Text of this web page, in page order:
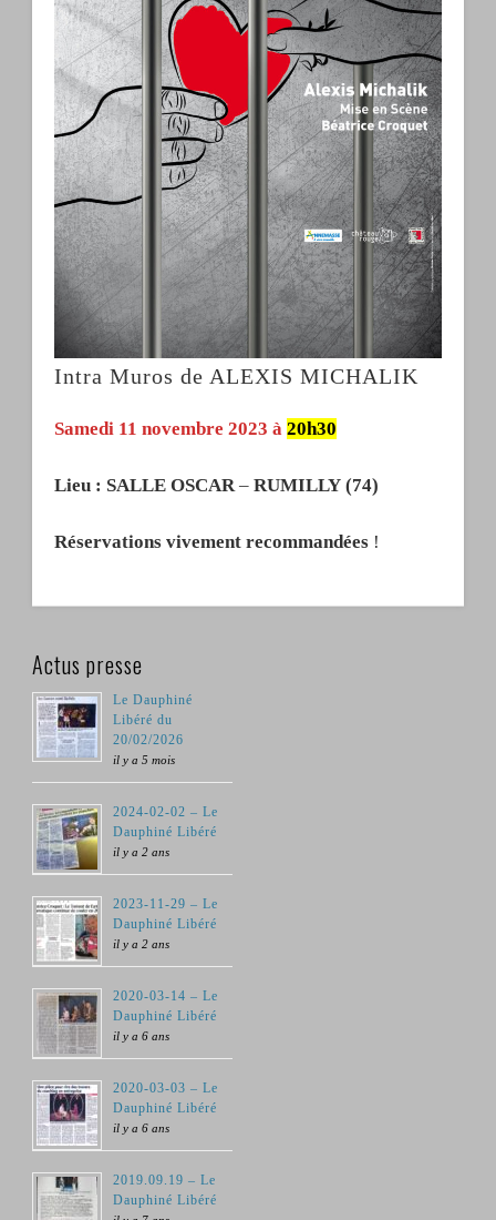
Intra Muros de ALEXIS MICHALIK
Samedi 11 novembre 2023 à 20h30
Lieu : SALLE OSCAR– RUMILLY (74)
Réservations vivement recommandées !
Actus presse
Le Dauphiné
Libéré du
20/02/2026
il y a 5 mois
2024-02-02 – Le
Dauphiné Libéré
il y a 2 ans
2023-11-29 – Le
Dauphiné Libéré
il y a 2 ans
2020-03-14 – Le
Dauphiné Libéré
il y a 6 ans
2020-03-03 – Le
Dauphiné Libéré
il y a 6 ans
2019.09.19 – Le
Dauphiné Libéré